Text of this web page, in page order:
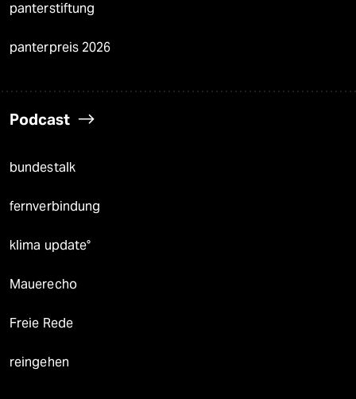
panterstiftung
panterpreis 2026
Podcast
bundestalk
fernverbindung
klima update°
Mauerecho
Freie Rede
reingehen